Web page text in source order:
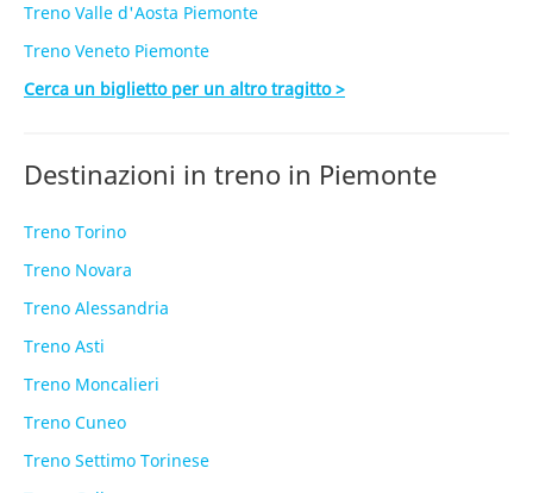
Treno Valle d'Aosta Piemonte
Treno Veneto Piemonte
Cerca un biglietto per un altro tragitto >
Destinazioni in treno in Piemonte
Treno Torino
Treno Novara
Treno Alessandria
Treno Asti
Treno Moncalieri
Treno Cuneo
Treno Settimo Torinese